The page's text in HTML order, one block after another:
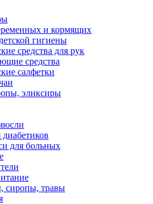
и кормящих
гигиены
средства для рук
средства
салфетки
эликсиры
для больных
сиропы, травы